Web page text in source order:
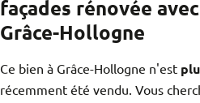
façades rénovée
Grâce-Hollogne
Ce bien à Grâce-Hollogne n'est
récemment été vendu. Vous